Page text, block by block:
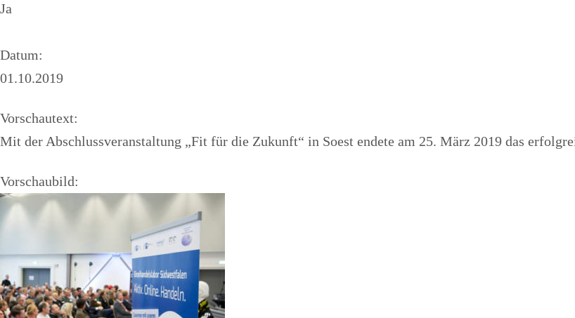
Ja
Datum:
01.10.2019
Vorschautext:
Mit der Abschlussveranstaltung „Fit für die Zukunft“ in Soest endete am 25. März 2019 das
Vorschaubild: